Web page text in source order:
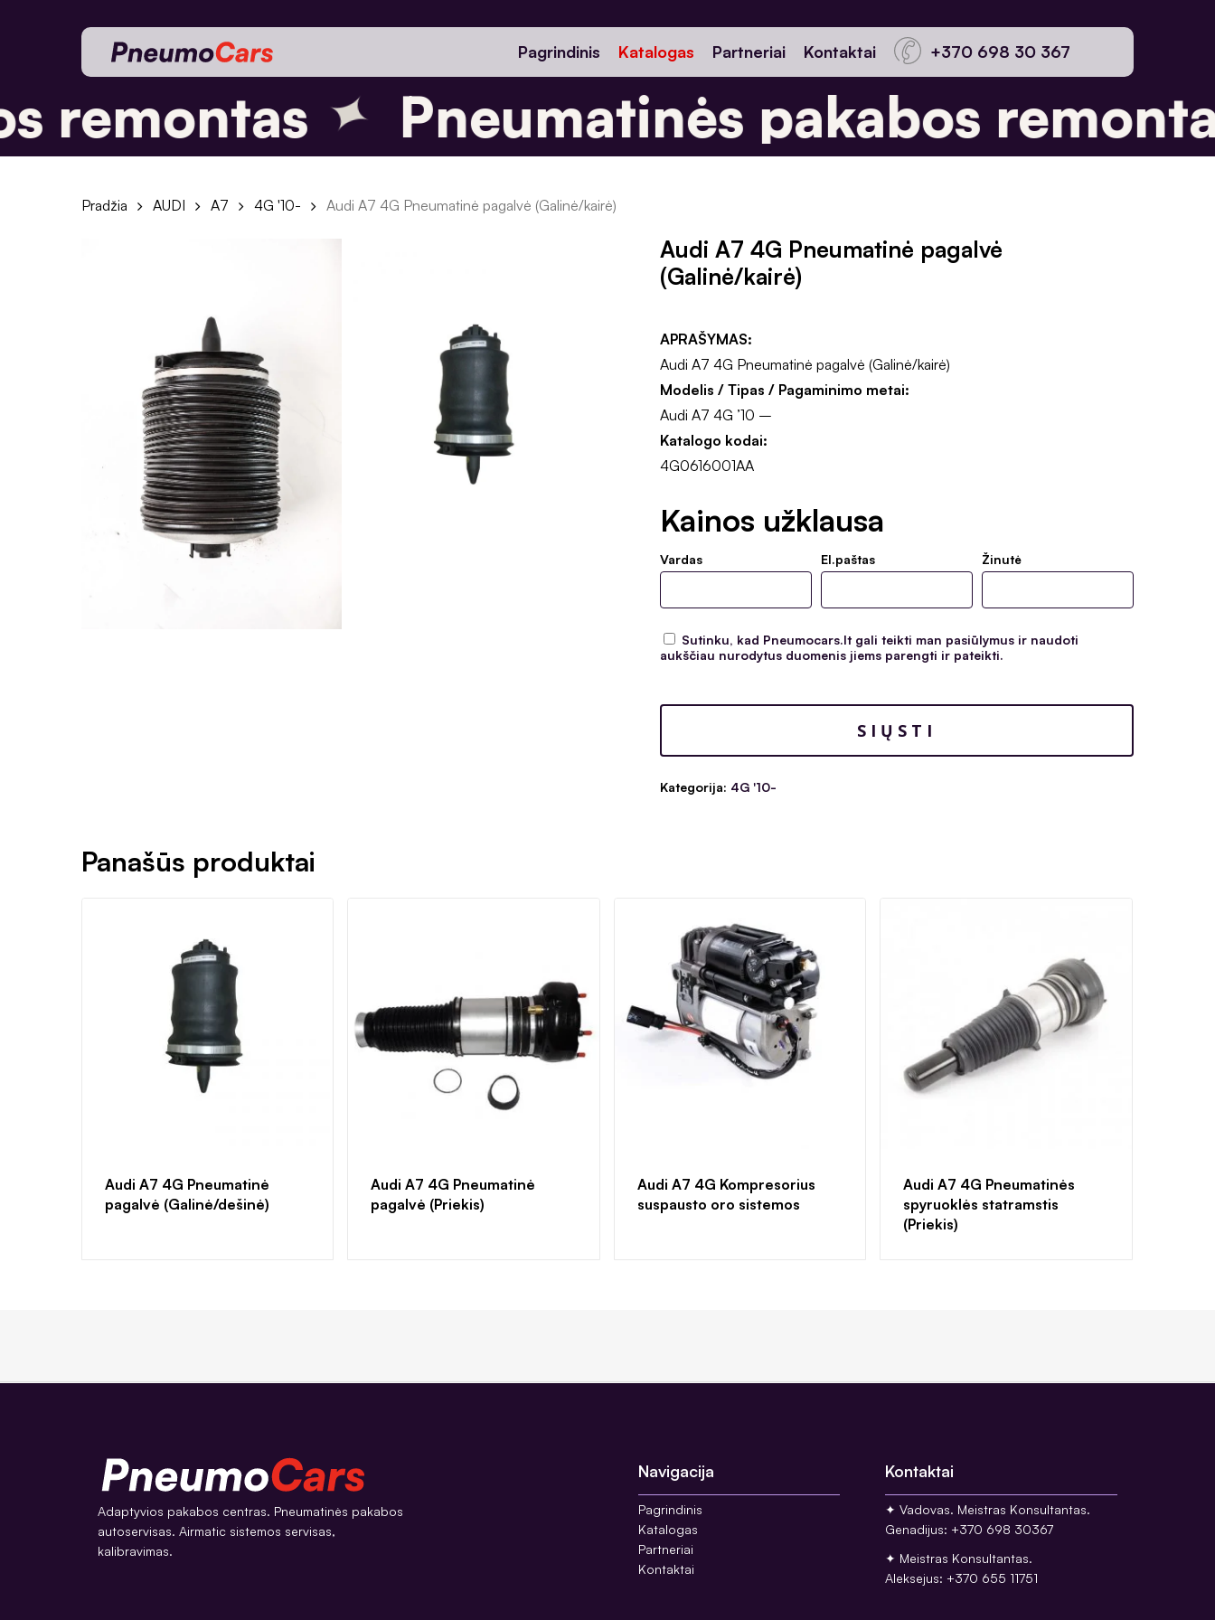
Pagrindinis Katalogas Partneriai Kontaktai +370 698 30 367
remontas ✦ Pneumatinės pakabos remontas
Pradžia AUDI A7 4G '10- Audi A7 4G Pneumatinė pagalvė (Galinė/kairė)
Audi A7 4G Pneumatinė pagalvė
(Galinė/kairė)
APRAŠYMAS:
Audi A7 4G Pneumatinė pagalvė (Galinė/kairė)
Modelis / Tipas / Pagaminimo metai:
Audi A7 4G ’10 –
Katalogo kodai:
4G0616001AA
Kainos užklausa
Vardas El.paštas Žinutė
Sutinku, kad Pneumocars.lt gali teikti man pasiūlymus ir naudoti
aukščiau nurodytus duomenis jiems parengti ir pateikti.
Kategorija: 4G '10-
Panašūs produktai
Audi A7 4G Pneumatinė
pagalvė (Galinė/dešinė)
Audi A7 4G Pneumatinė
pagalvė (Priekis)
Audi A7 4G Kompresorius
suspausto oro sistemos
Audi A7 4G Pneumatinės
spyruoklės statramstis
(Priekis)
Adaptyvios pakabos centras. Pneumatinės pakabos
autoservisas. Airmatic sistemos servisas,
kalibravimas.
Navigacija
Pagrindinis
Katalogas
Partneriai
Kontaktai
Kontaktai
✦ Vadovas. Meistras Konsultantas.
Genadijus: +370 698 30367
✦ Meistras Konsultantas.
Aleksejus: +370 655 11751